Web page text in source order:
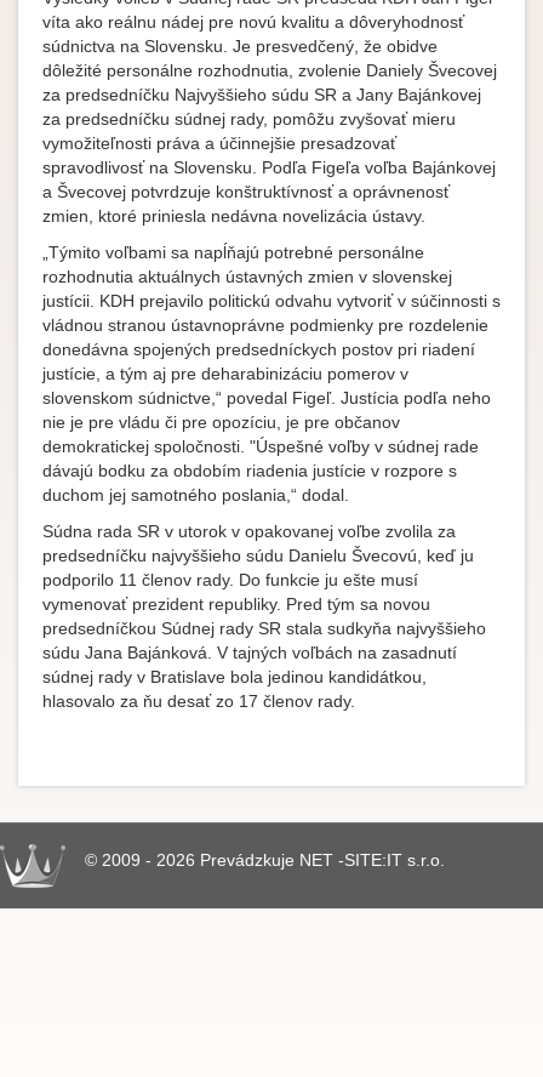
víta ako reálnu nádej pre novú kvalitu a dôveryhodnosť
súdnictva na Slovensku. Je presvedčený, že obidve
dôležité personálne rozhodnutia, zvolenie Daniely Švecovej
za predsedníčku Najvyššieho súdu SR a Jany Bajánkovej
za predsedníčku súdnej rady, pomôžu zvyšovať mieru
vymožiteľnosti práva a účinnejšie presadzovať
spravodlivosť na Slovensku. Podľa Figeľa voľba Bajánkovej
a Švecovej potvrdzuje konštruktívnosť a oprávnenosť
zmien, ktoré priniesla nedávna novelizácia ústavy.
„Týmito voľbami sa napĺňajú potrebné personálne
rozhodnutia aktuálnych ústavných zmien v slovenskej
justícii. KDH prejavilo politickú odvahu vytvoriť v súčinnosti s
vládnou stranou ústavnoprávne podmienky pre rozdelenie
donedávna spojených predsedníckych postov pri riadení
justície, a tým aj pre deharabinizáciu pomerov v
slovenskom súdnictve,“ povedal Figeľ. Justícia podľa neho
nie je pre vládu či pre opozíciu, je pre občanov
demokratickej spoločnosti. "Úspešné voľby v súdnej rade
dávajú bodku za obdobím riadenia justície v rozpore s
duchom jej samotného poslania,“ dodal.
Súdna rada SR v utorok v opakovanej voľbe zvolila za
predsedníčku najvyššieho súdu Danielu Švecovú, keď ju
podporilo 11 členov rady. Do funkcie ju ešte musí
vymenovať prezident republiky. Pred tým sa novou
predsedníčkou Súdnej rady SR stala sudkyňa najvyššieho
súdu Jana Bajánková. V tajných voľbách na zasadnutí
súdnej rady v Bratislave bola jedinou kandidátkou,
hlasovalo za ňu desať zo 17 členov rady.
© 2009 - 2026 Prevádzkuje NET -SITE:IT s.r.o.